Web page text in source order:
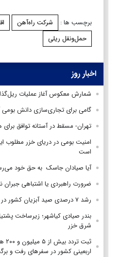
برچسب ها : شرکت راه‌آهن
حمل‌ونقل ریلی
اخبار روز
شمارش معکوس آغاز عملیات
گامی برای تجاری‌سازی دانش بومی
تهران- مسقط در آستانه توافق برای
امنیت بومی در دریای خزر مطلوب
است
آیا صیادان جاسک به حق خود
ضرورت راهبردی یا اشتباهی جبران
رشد ۷ درصدی صید آبزیان کشور در سال ۱۴۰۴
بندر صیادی کیاشهر؛ زیرساخت
شرق خزر
اربعینی کشور در سفرهای رفت و